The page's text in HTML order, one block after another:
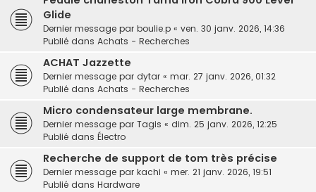
Glide
Dernier message par boulie.p « ven. 30 janv. 2026, 14:36
Publié dans Achats - Recherches
ACHAT Jazzette
Dernier message par dytar « mar. 27 janv. 2026, 01:32
Publié dans Achats - Recherches
Micro condensateur large membrane.
Dernier message par Tagis « dim. 25 janv. 2026, 12:25
Publié dans Électro
Recherche de support de tom très précise
Dernier message par kachi « mer. 21 janv. 2026, 19:51
Publié dans Hardware